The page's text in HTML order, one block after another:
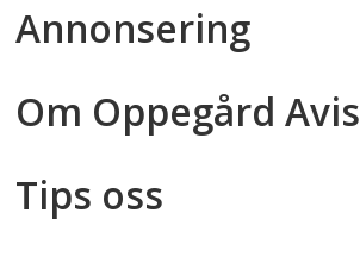
Annonsering
Om Oppegård Avis
Tips oss